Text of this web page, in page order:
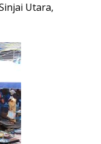
Utara,